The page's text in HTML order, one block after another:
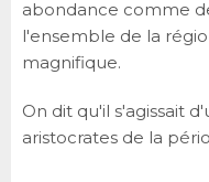
abondance comme
l'ensemble de la
magnifique.
On dit qu'il s'agissait
aristocrates de la